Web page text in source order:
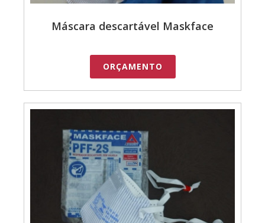
Máscara descartável Maskface
ORÇAMENTO